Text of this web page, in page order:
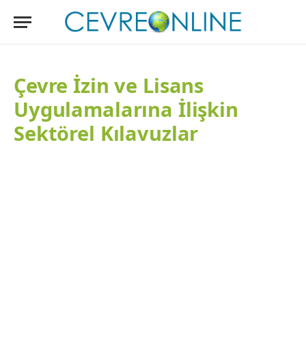
Çevre İzin ve Lisans
Uygulamalarına İlişkin
Sektörel Kılavuzlar